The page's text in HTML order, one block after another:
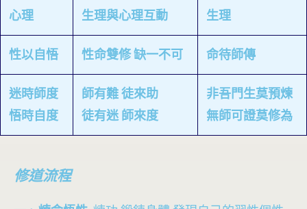
心理 生理與心理互動 生理
性以自悟 性命雙修 缺一不可 命待師傳
迷時師度
悟時自度
師有難 徒來助
徒有迷 師來度
非吾門生莫預煉
無師可證莫修為
修道流程